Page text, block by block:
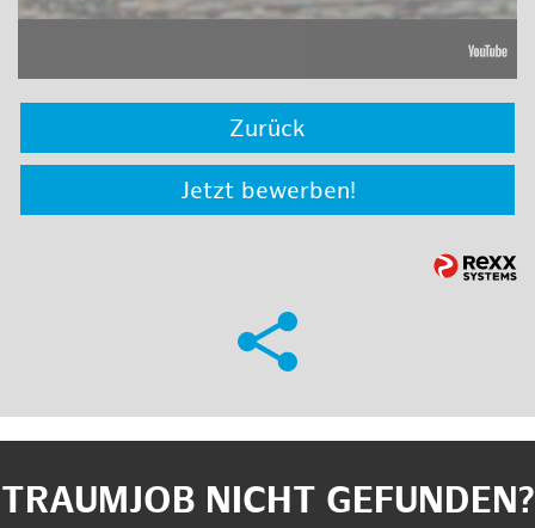
Zurück
Jetzt bewerben!
TRAUMJOB NICHT GEFUNDEN?